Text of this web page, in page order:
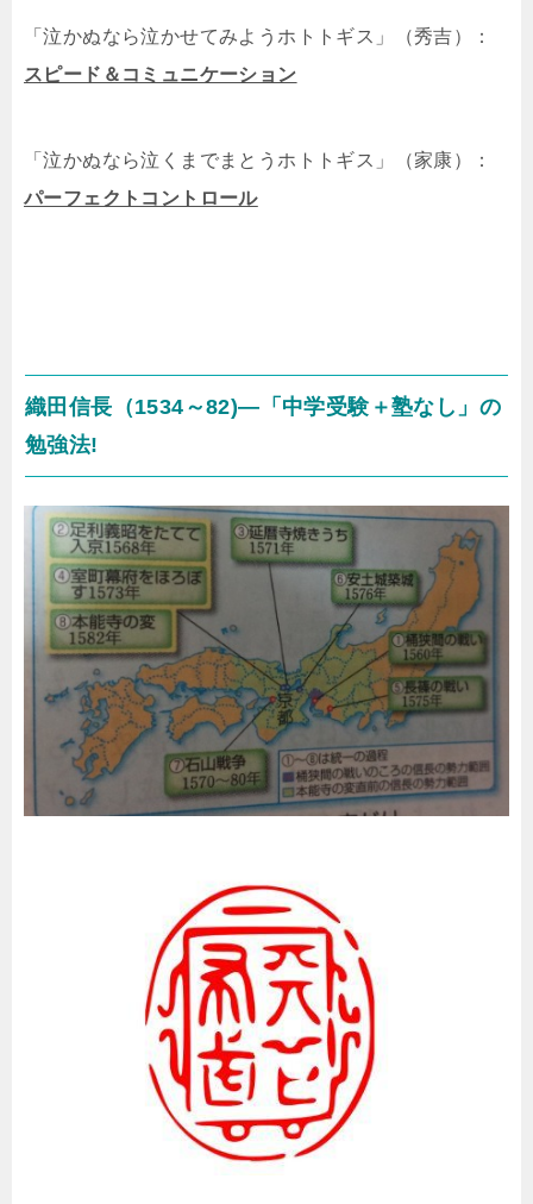
「泣かぬなら泣かせてみようホトトギス」（秀吉）：
スピード＆コミュニケーション
「泣かぬなら泣くまでまとうホトトギス」（家康）：
パーフェクトコントロール
織田信長（1534～82)―「中学受験＋塾なし」の
勉強法!